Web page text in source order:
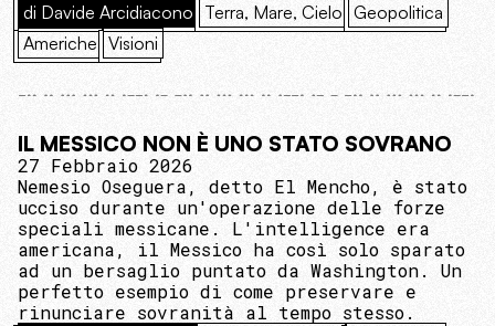
di Davide Arcidiacono Terra, Mare, Cielo Geopolitica
Americhe Visioni
IL MESSICO NON È UNO STATO SOVRANO
27 Febbraio 2026
Nemesio Oseguera, detto El Mencho, è stato
ucciso durante un'operazione delle forze
speciali messicane. L'intelligence era
americana, il Messico ha così solo sparato
ad un bersaglio puntato da Washington. Un
perfetto esempio di come preservare e
rinunciare sovranità al tempo stesso.